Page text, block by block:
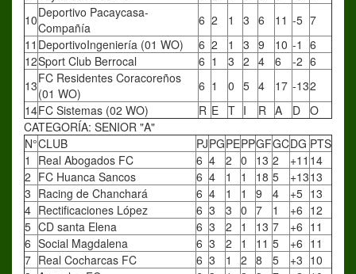
10Deportivo Pacaycasa-
Compañía
6 2 1 3 6 11 -5 7
11 DeportivoIngeniería (01 WO) 6 2 1 3 9 10 -1 6
12Sport Club Berrocal 6 1 3 2 4 6 -2 6
13FC Residentes Coracoreños
(01 WO)
6 1 0 5 4 17 -132
14FC Sistemas (02 WO) R E T I R A D O
CATEGORÍA: SENIOR "A"
N°CLUB PJPGPEPPGFGCDG PTS
1
Real Abogados FC 6 4 2 0 13 2 +11 14
2 FC Huanca Sancos 6 4 1 1 18 5 +1313
3 Racing de Chanchará 6 4 1 1 9 4 +5 13
4 Rectificaciones López 6 3 3 0 7 1 +6 12
5 CD santa Elena 6 3 2 1 13 7 +6 11
6 Social Magdalena 6 3 2 1 11 5 +6 11
7 Real Cocharcas FC 6 3 1 2 8 5 +3 10